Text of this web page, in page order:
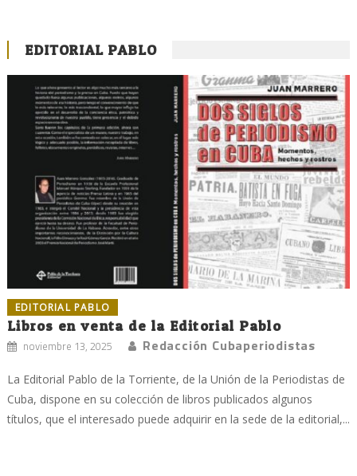
EDITORIAL PABLO
EDITORIAL PABLO
Libros en venta de la Editorial Pablo
noviembre 13, 2025 Redacción Cubaperiodistas
La Editorial Pablo de la Torriente, de la Unión de la Periodistas de
Cuba, dispone en su colección de libros publicados algunos
títulos, que el interesado puede adquirir en la sede de la editorial,...